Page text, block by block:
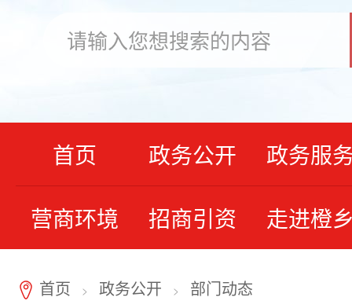
首页 政务公开 政务服
营商环境 招商引资 走进橙
7 首页 > 政务公开 > 部门动态